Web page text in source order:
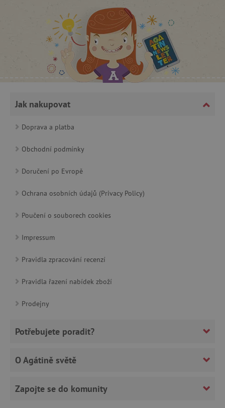
Jak nakupovat
Doprava a platba
Obchodní podmínky
Doručení po Evropě
Ochrana osobních údajů (Privacy Policy)
Poučení o souborech cookies
Impressum
Pravidla zpracování recenzí
Pravidla řazení nabídek zboží
Prodejny
Potřebujete poradit?
O Agátině světě
Zapojte se do komunity
_lb_ccc .agatinsvet.cz
cjConsent
Google Privacy Policy